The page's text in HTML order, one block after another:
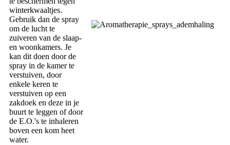
winterkwaaltjes.
Gebruik dan de spray
om de lucht te
zuiveren van de slaap-
en woonkamers. Je
kan dit doen door de
spray in de kamer te
verstuiven, door
enkele keren te
verstuiven op een
zakdoek en deze in je
buurt te leggen of door
de E.O.'s te inhaleren
boven een kom heet
water.